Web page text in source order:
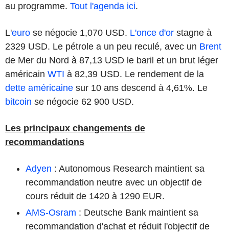
au programme. Tout l'agenda ici.
L'euro se négocie 1,070 USD. L'once d'or stagne à
2329 USD. Le pétrole a un peu reculé, avec un Brent
de Mer du Nord à 87,13 USD le baril et un brut léger
américain WTI à 82,39 USD. Le rendement de la
dette américaine sur 10 ans descend à 4,61%. Le
bitcoin se négocie 62 900 USD.
Les principaux changements de
recommandations
Adyen : Autonomous Research maintient sa
recommandation neutre avec un objectif de
cours réduit de 1420 à 1290 EUR.
AMS-Osram : Deutsche Bank maintient sa
recommandation d'achat et réduit l'objectif de